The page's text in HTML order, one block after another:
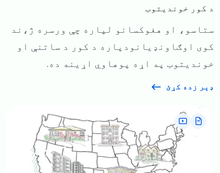
د کور خوندیتوب
ستاسو، او هغوکسانو لپاره چې ورسره ژ،ند
کوی اوګاونډیانودپاره د کور د ساتنې او
خوندیتوب په اړه پوهاوي اړینه ده.
ډېر زده کړئ